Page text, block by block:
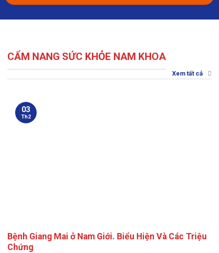
CẨM NANG SỨC KHỎE NAM KHOA
Xem tất cả
Bệnh Giang Mai ở Nam Giới. Biểu Hiện Và Các Triệu
Chứng
03
Th2